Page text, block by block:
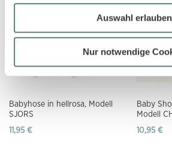
Auswahl erlauben
Nur notwendige
Babyhose in hellrosa, Modell
SJORS
11,95 €
Baby
Modell
10,95 €